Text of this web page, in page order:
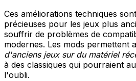
Ces améliorations techniques
précieuses pour les jeux plus
souffrir de problèmes de
modernes. Les mods permettent
d'anciens jeux sur du matériel
à des classiques qui pourraient
l'oubli.